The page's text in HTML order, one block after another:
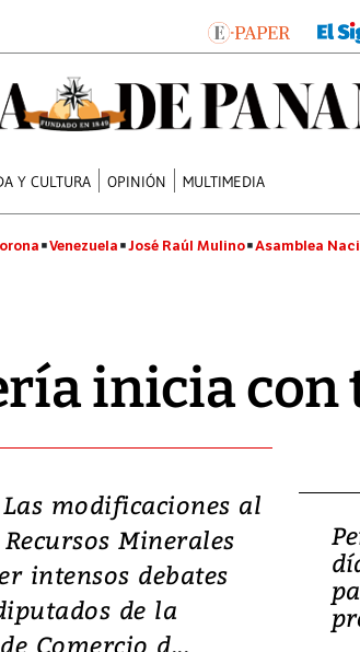
Y CULTURA OPINIÓN MULTIMEDIA
Venezuela José Raúl Mulino Asamblea
inicia con
modificaciones al
Minerales
intensos debates
de la
Comercio d...
Lula lanza su
candidatura con
de inversión
defensa, educación y
raras